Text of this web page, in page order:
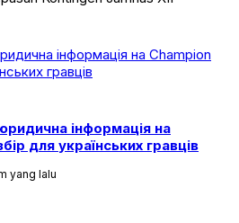
інформація на
для українських гравців
yang lalu